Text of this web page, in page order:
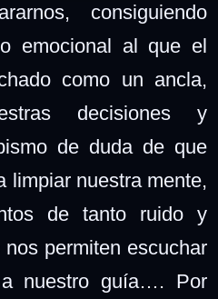
consiguiendo
emocional al que el
como un ancla,
decisiones y
de duda de que
nuestra mente,
de tanto ruido y
permiten escuchar
nuestro guía…. Por